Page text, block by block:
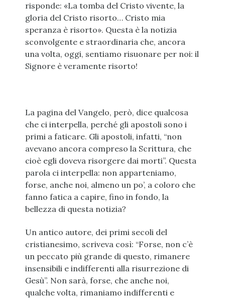
risponde: «La tomba del Cristo vivente, la
gloria del Cristo risorto… Cristo mia
speranza è risorto». Questa è la notizia
sconvolgente e straordinaria che, ancora
una volta, oggi, sentiamo risuonare per noi: il
Signore è veramente risorto!
La pagina del Vangelo, però, dice qualcosa
che ci interpella, perché gli apostoli sono i
primi a faticare. Gli apostoli, infatti, “non
avevano ancora compreso la Scrittura, che
cioè egli doveva risorgere dai morti”. Questa
parola ci interpella: non apparteniamo,
forse, anche noi, almeno un po’, a coloro che
fanno fatica a capire, fino in fondo, la
bellezza di questa notizia?
Un antico autore, dei primi secoli del
cristianesimo, scriveva così: “Forse, non c’è
un peccato più grande di questo, rimanere
insensibili e indifferenti alla risurrezione di
Gesù”. Non sarà, forse, che anche noi,
qualche volta, rimaniamo indifferenti e